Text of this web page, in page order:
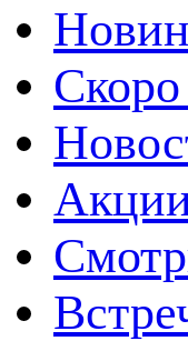
Скоро